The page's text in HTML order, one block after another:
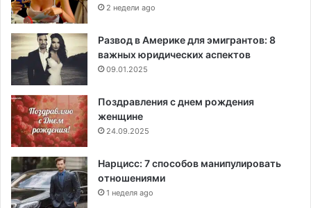
2 недели ago
Развод в Америке для эмигрантов: 8
важных юридических аспектов
09.01.2025
Поздравления с днем рождения
женщине
24.09.2025
Нарцисс: 7 способов манипулировать
отношениями
1 неделя ago